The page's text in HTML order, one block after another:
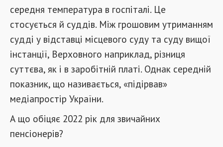
середня температура в госпіталі. Це
стосується й суддів. Між грошовим утриманням
судді у відставці місцевого суду та суду вищої
інстанції, Верховного наприклад, різниця
суттєва, як і в заробітній платі. Однак середній
показник, що називається, «підірвав»
медіапростір України.
А що обіцяє 2022 рік для звичайних
пенсіонерів?